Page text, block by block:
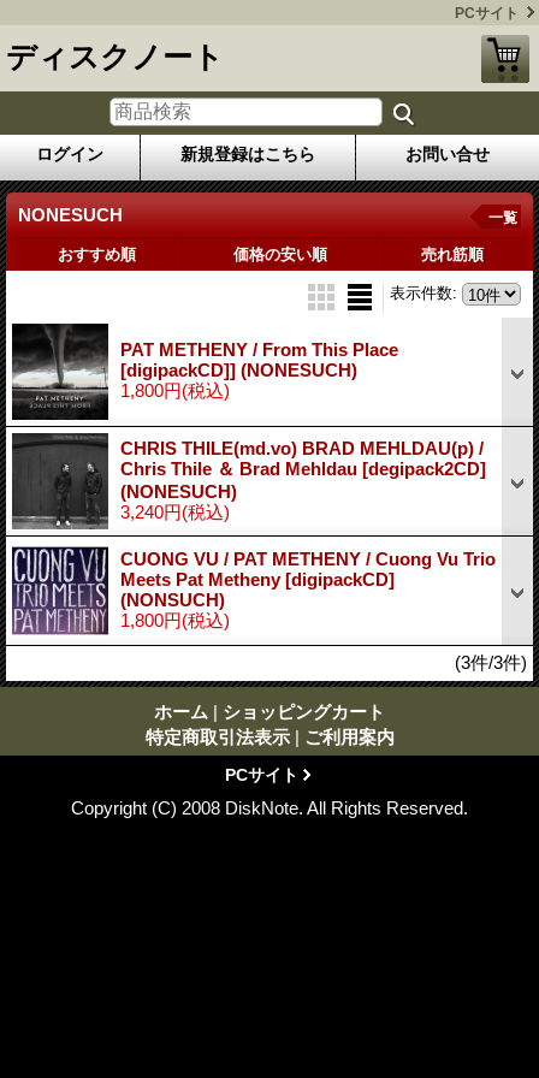
PCサイト
ディスクノート
ログイン 新規登録はこちら お問い合せ
NONESUCH 一覧
おすすめ順 価格の安い順 売れ筋順
表示件数:
PAT METHENY / From This Place
[digipackCD]] (NONESUCH)
1,800円(税込)
CHRIS THILE(md.vo) BRAD MEHLDAU(p) /
Chris Thile ＆ Brad Mehldau [degipack2CD]
(NONESUCH)
3,240円(税込)
CUONG VU / PAT METHENY / Cuong Vu Trio
Meets Pat Metheny [digipackCD]
(NONSUCH)
1,800円(税込)
(3件/3件)
ホーム | ショッピングカート
特定商取引法表示 | ご利用案内
PCサイト
Copyright (C) 2008 DiskNote. All Rights Reserved.